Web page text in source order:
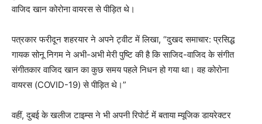
वाजिद खान कोरोना वायरस से पीड़ित थे।
पत्रकार फरीदून शहरयार ने अपने ट्वीट में लिखा, “दुखद समाचार: प्रसिद्ध
गायक सोनू निगम ने अभी-अभी मेरी पुष्टि की है कि साजिद-वाजिद के संगीत
संगीतकार वाजिद खान का कुछ समय पहले निधन हो गया था। वह कोरोना
वायरस (COVID-19) से पीड़ित थे।”
वहीं, दुबई के खलीज टाइम्स ने भी अपनी रिपोर्ट में बताया म्यूजिक डायरेक्टर